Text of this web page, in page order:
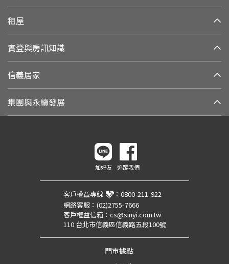
租屋
實登與房訊知識
信義居家
集團與永續發展
加好友 追蹤我們
客戶權益專線 ： 0800-211-922
網路客服： (02)2755-7666
客戶權益信箱： cs@sinyi.com.tw
110 台北市信義區信義路五段100號
門市據點